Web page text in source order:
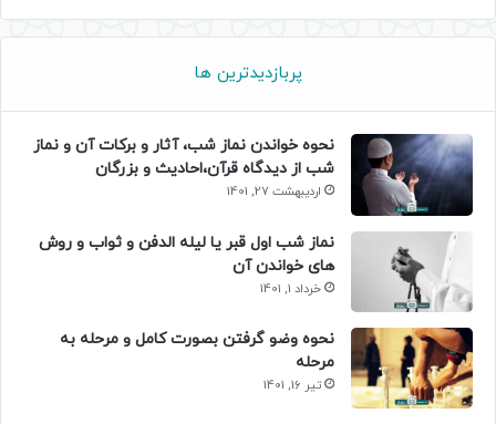
پربازدیدترین ها
نحوه خواندن نماز شب، آثار و برکات آن و نماز
شب از دیدگاه قرآن،احادیث و بزرگان
اردیبهشت 27, 1401
نماز شب اول قبر یا لیله الدفن و ثواب و روش
های خواندن آن
خرداد 1, 1401
نحوه وضو گرفتن بصورت کامل و مرحله به
مرحله
تیر 16, 1401